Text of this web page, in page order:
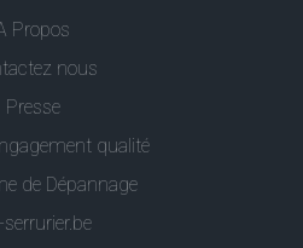
Propos
nous
Presse
qualité
de Dépannage
serrurier.be